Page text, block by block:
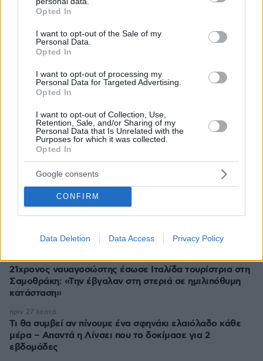
grant or deny consent to Google and its third-party tags to
use your data for below specified purposes in below Google
consent section.
Opted In
I want to opt-out of the Sale of my
Personal Data.
Opted In
I want to opt-out of processing my
Personal Data for Targeted Advertising.
Opted In
I want to opt-out of Collection, Use,
Retention, Sale, and/or Sharing of my
Personal Data that Is Unrelated with the
Purposes for which it was collected.
Opted In
Google consents
CONFIRM
Data Deletion Data Access Privacy Policy
Ένοπλοι αυτονομιστές απειλούν τουρίστες και
αγοραστές κατοικιών στην Κορσική: «Μείνετε στα
σπίτια σας», δείτε βίντεο
Μόργκαν Φρίμαν: Αν σε πληρώσουν καλά για μία
παραγωγή, τότε παραβλέπεις κάποιες από τις αδυναμίες
του σεναρίου
πριν 16 λεπτά
Δείτε ποια είναι τα λάθη που συνήθως κάνουμε όταν
είμαστε στην παραλία με τον σκύλο μας
Πέντε λόγοι που η Kelly Rutherford έχει την πιο κομψή
πριν 17 λεπτά
Ζωμός πλούσιος σε κολλαγόνο
πριν 17 λεπτά
τα Σαββατοκύριακα του καλοκαιριού
πριν 20 λεπτά
21χρονος ναυαγοσώστης έσωσε Ιταλίδα τουρίστρια στη
Σαμοθράκη: «Την έβγαλαν στη στεριά σε ημιλιπόθυμη
κατάσταση»
πριν 21 λεπτά
Τι θα συμβεί αν πίνουμε ένα σφηνάκι ελαιόλαδο κάθε
μέρα – Απαντά η Λίνσει που το δοκίμασε για 2
εβδομάδες
πριν 27 λεπτά